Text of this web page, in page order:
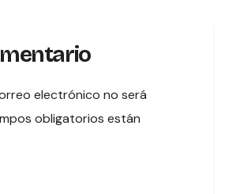
electrónico no será
obligatorios están